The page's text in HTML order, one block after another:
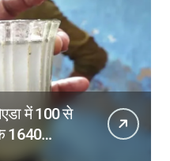
में 100 से
1640